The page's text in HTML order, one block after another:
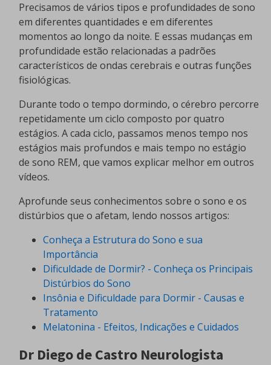
Precisamos de vários tipos e profundidades de sono
em diferentes quantidades e em diferentes
momentos ao longo da noite. E essas mudanças em
profundidade estão relacionadas a padrões
característicos de ondas cerebrais e outras funções
fisiológicas.
Durante todo o tempo dormindo, o cérebro percorre
repetidamente um ciclo composto por quatro
estágios. A cada ciclo, passamos menos tempo nos
estágios mais profundos e mais tempo no estágio
de sono REM, que vamos explicar melhor em outros
vídeos.
Aprofunde seus conhecimentos sobre o sono e os
distúrbios que o afetam, lendo nossos artigos:
Conheça a Estrutura do Sono e sua
Importância
Dificuldade de Dormir? - Conheça os Principais
Distúrbios do Sono
Insônia e Dificuldade para Dormir - Causas e
Tratamento
Melatonina - Efeitos, Indicações e Cuidados
Dr Diego de Castro Neurologista